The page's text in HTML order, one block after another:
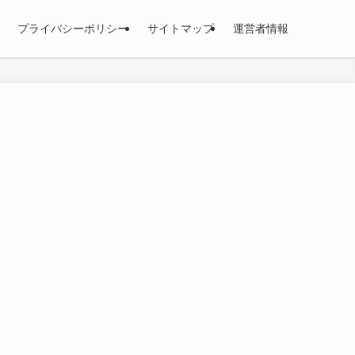
プライバシーポリシー サイトマップ 運営者情報